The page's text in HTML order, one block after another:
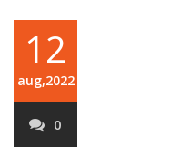
12
aug,2022
0